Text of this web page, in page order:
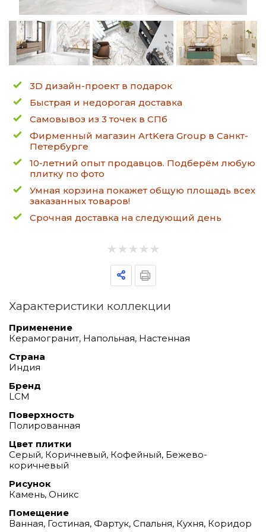
3D дизайн-проект в подарок
Быстрая и недорогая доставка
Самовывоз из 3 точек в СПб
Фирменный магазин ArtKera Group в Санкт-
Петербурге
10-летний опыт продавцов. Подберём любую
плитку по фото
Умная корзина покажет общую площадь всех
заказанных товаров!
Срочная доставка на следующий день
Характеристики коллекции
Применение
Керамогранит, Напольная, Настенная
Страна
Индия
Бренд
LCM
Поверхность
Полированная
Цвет плитки
Серый, Коричневый, Кофейный, Бежево-
коричневый
Рисунок
Камень, Оникс
Помещение
Ванная, Гостиная, Фартук, Спальня, Кухня, Коридор